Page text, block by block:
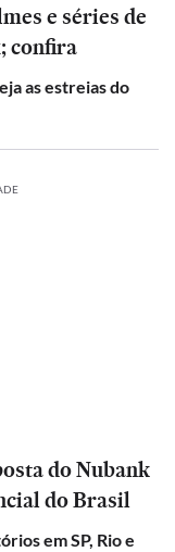
e séries de
confira
as estreias do
do Nubank
do Brasil
em SP, Rio e